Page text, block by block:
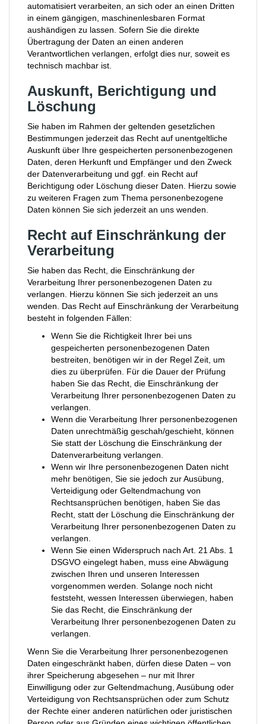
automatisiert verarbeiten, an sich oder an einen Dritten
in einem gängigen, maschinenlesbaren Format
aushändigen zu lassen. Sofern Sie die direkte
Übertragung der Daten an einen anderen
Verantwortlichen verlangen, erfolgt dies nur, soweit es
technisch machbar ist.
Auskunft, Berichtigung und
Löschung
Sie haben im Rahmen der geltenden gesetzlichen
Bestimmungen jederzeit das Recht auf unentgeltliche
Auskunft über Ihre gespeicherten personenbezogenen
Daten, deren Herkunft und Empfänger und den Zweck
der Datenverarbeitung und ggf. ein Recht auf
Berichtigung oder Löschung dieser Daten. Hierzu sowie
zu weiteren Fragen zum Thema personenbezogene
Daten können Sie sich jederzeit an uns wenden.
Recht auf Einschränkung der
Verarbeitung
Sie haben das Recht, die Einschränkung der
Verarbeitung Ihrer personenbezogenen Daten zu
verlangen. Hierzu können Sie sich jederzeit an uns
wenden. Das Recht auf Einschränkung der Verarbeitung
besteht in folgenden Fällen:
Wenn Sie die Richtigkeit Ihrer bei uns
gespeicherten personenbezogenen Daten
bestreiten, benötigen wir in der Regel Zeit, um
dies zu überprüfen. Für die Dauer der Prüfung
haben Sie das Recht, die Einschränkung der
Verarbeitung Ihrer personenbezogenen Daten zu
verlangen.
Wenn die Verarbeitung Ihrer personenbezogenen
Daten unrechtmäßig geschah/geschieht, können
Sie statt der Löschung die Einschränkung der
Datenverarbeitung verlangen.
Wenn wir Ihre personenbezogenen Daten nicht
mehr benötigen, Sie sie jedoch zur Ausübung,
Verteidigung oder Geltendmachung von
Rechtsansprüchen benötigen, haben Sie das
Recht, statt der Löschung die Einschränkung der
Verarbeitung Ihrer personenbezogenen Daten zu
verlangen.
Wenn Sie einen Widerspruch nach Art. 21 Abs. 1
DSGVO eingelegt haben, muss eine Abwägung
zwischen Ihren und unseren Interessen
vorgenommen werden. Solange noch nicht
feststeht, wessen Interessen überwiegen, haben
Sie das Recht, die Einschränkung der
Verarbeitung Ihrer personenbezogenen Daten zu
verlangen.
Wenn Sie die Verarbeitung Ihrer personenbezogenen
Daten eingeschränkt haben, dürfen diese Daten – von
ihrer Speicherung abgesehen – nur mit Ihrer
Einwilligung oder zur Geltendmachung, Ausübung oder
Verteidigung von Rechtsansprüchen oder zum Schutz
der Rechte einer anderen natürlichen oder juristischen